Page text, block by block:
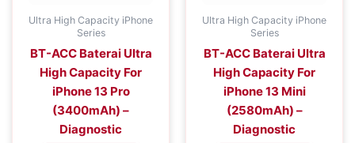
Ultra High Capacity iPhone
Series
BT-ACC Baterai Ultra
High Capacity For
iPhone 13 Pro
(3400mAh) –
Diagnostic
Ultra High Capacity iPhone
Series
BT-ACC Baterai Ultra
High Capacity For
iPhone 13 Mini
(2580mAh) –
Diagnostic